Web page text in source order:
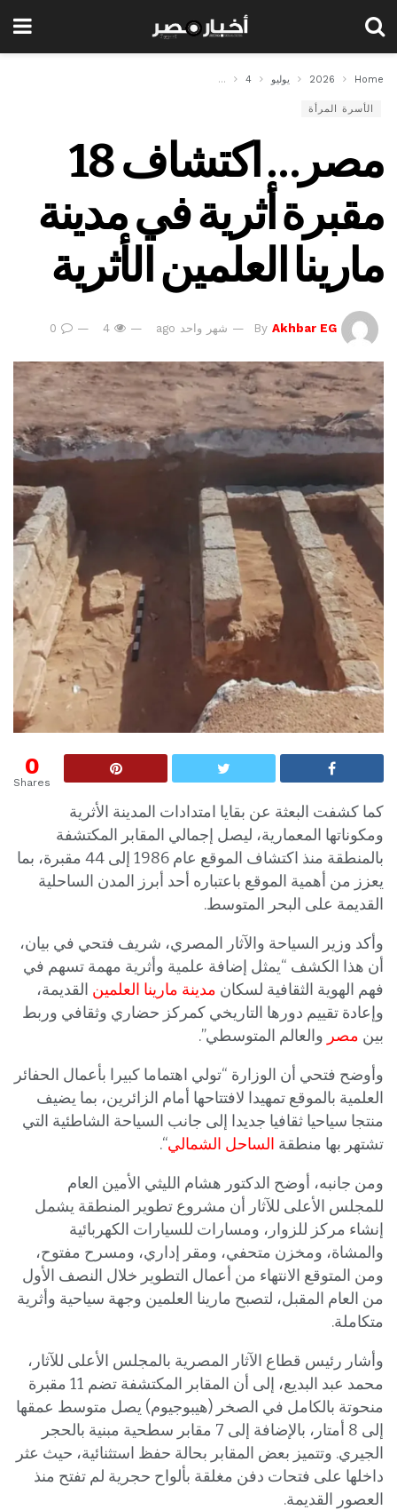
Home
2026 يوليو 4 مصر… اكتشاف 18 مقبرة أثرية في مدينة مارينا العلمين الأثرية
الأسرة المرأة
مصر… اكتشاف 18
مقبرة أثرية في مدينة
مارينا العلمين الأثرية
By Akhbar EG شهر واحد ago
0
Shares
كما كشفت البعثة عن بقايا امتدادات المدينة الأثرية
ومكوناتها المعمارية، ليصل إجمالي المقابر المكتشفة
بالمنطقة منذ اكتشاف الموقع عام 1986 إلى 44 مقبرة، بما
يعزز من أهمية الموقع باعتباره أحد أبرز المدن الساحلية
القديمة على البحر المتوسط.
وأكد وزير السياحة والآثار المصري، شريف فتحي في بيان،
أن هذا الكشف “يمثل إضافة علمية وأثرية مهمة تسهم في
فهم الهوية الثقافية لسكان مدينة مارينا العلمين القديمة،
وإعادة تقييم دورها التاريخي كمركز حضاري وثقافي وربط
بين مصر والعالم المتوسطي”.
وأوضح فتحي أن الوزارة “تولي اهتماما كبيرا بأعمال الحفائر
العلمية بالموقع تمهيدا لافتتاحها أمام الزائرين، بما يضيف
منتجا سياحيا ثقافيا جديدا إلى جانب السياحة الشاطئية التي
تشتهر بها منطقة الساحل الشمالي“.
ومن جانبه، أوضح الدكتور هشام الليثي الأمين العام
للمجلس الأعلى للآثار أن مشروع تطوير المنطقة يشمل
إنشاء مركز للزوار، ومسارات للسيارات الكهربائية
والمشاة، ومخزن متحفي، ومقر إداري، ومسرح مفتوح،
ومن المتوقع الانتهاء من أعمال التطوير خلال النصف الأول
من العام المقبل، لتصبح مارينا العلمين وجهة سياحية وأثرية
متكاملة.
وأشار رئيس قطاع الآثار المصرية بالمجلس الأعلى للآثار،
محمد عبد البديع، إلى أن المقابر المكتشفة تضم 11 مقبرة
منحوتة بالكامل في الصخر (هيبوجيوم) يصل متوسط عمقها
إلى 8 أمتار، بالإضافة إلى 7 مقابر سطحية مبنية بالحجر
الجيري. وتتميز بعض المقابر بحالة حفظ استثنائية، حيث عثر
داخلها على فتحات دفن مغلقة بألواح حجرية لم تفتح منذ
العصور القديمة.